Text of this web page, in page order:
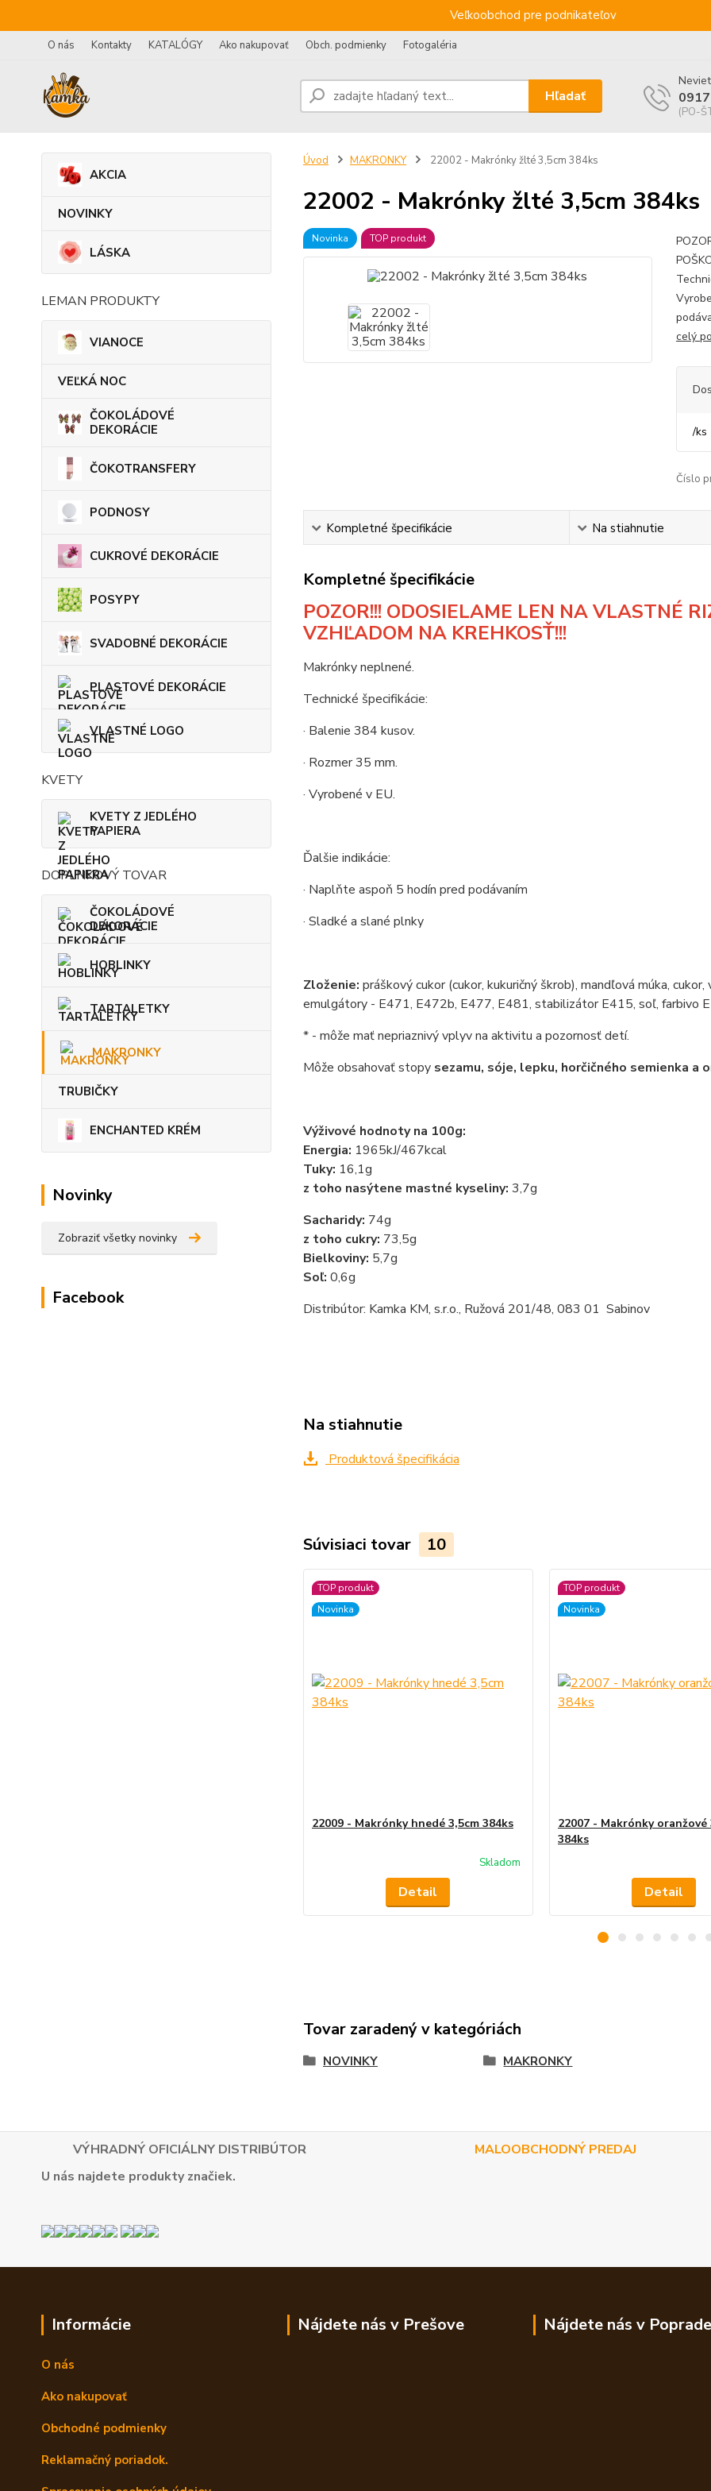
Veľkoobchod pre podnikateľov
O nás Kontakty KATALÓGY Ako nakupovať Obch. podmienky Fotogaléria
Hľadať
(PO-
AKCIA
NOVINKY
LÁSKA
LEMAN PRODUKTY
VIANOCE
VEĽKÁ NOC
ČOKOLÁDOVÉ
DEKORÁCIE
ČOKOTRANSFERY
PODNOSY
CUKROVÉ DEKORÁCIE
POSYPY
SVADOBNÉ DEKORÁCIE
PLASTOVÉ DEKORÁCIE
VLASTNÉ LOGO
KVETY
KVETY Z JEDLÉHO
PAPIERA
DOPLNKOVÝ TOVAR
ČOKOLÁDOVÉ
DEKORÁCIE
HOBLINKY
TARTALETKY
MAKRONKY
TRUBIČKY
ENCHANTED KRÉM
Novinky
Zobraziť všetky novinky
Facebook
Úvod MAKRONKY 22002 - Makrónky žlté 3,5cm 384ks
22002 - Makrónky žlté 3,5cm 384ks
Novinka TOP produkt
celý
/ks
Číslo
Kompletné špecifikácie Na stiahnutie
Kompletné špecifikácie
POZOR!!! ODOSIELAME LEN NA VLASTNÉ
VZHĽADOM NA KREHKOSŤ!!!
Makrónky neplnené.
Technické špecifikácie:
· Balenie 384 kusov.
· Rozmer 35 mm.
· Vyrobené v EU.
Ďalšie indikácie:
· Naplňte aspoň 5 hodín pred podávaním
· Sladké a slané plnky
Zloženie: práškový cukor (cukor, kukuričný škrob), mandľová múka,
emulgátory - E471, E472b, E477, E481, stabilizátor E415, soľ, farbivo
* - môže mať nepriaznivý vplyv na aktivitu a pozornosť detí.
Môže obsahovať stopy sezamu, sóje, lepku, horčičného semienka a
Výživové hodnoty na 100g:
Energia: 1965kJ/467kcal
Tuky: 16,1g
z toho nasýtene mastné kyseliny: 3,7g
Sacharidy: 74g
z toho cukry: 73,5g
Bielkoviny: 5,7g
Soľ: 0,6g
Distribútor: Kamka KM, s.r.o., Ružová 201/48, 083 01 Sabinov
Na stiahnutie
Produktová špecifikácia
Súvisiaci tovar 10
TOP produkt
Novinka
22009 - Makrónky hnedé 3,5cm 384ks
Skladom
Detail
TOP produkt
Novinka
22007 - Makrónky oranžové
384ks
Detail
Tovar zaradený v kategóriách
NOVINKY MAKRONKY
VÝHRADNÝ OFICIÁLNY DISTRIBÚTOR
MALOOBCHODNÝ PREDAJ
U nás najdete produkty značiek.
Informácie
O nás
Ako nakupovať
Obchodné podmienky
Reklamačný poriadok.
Nájdete nás v Prešove Nájdete nás v Poprade